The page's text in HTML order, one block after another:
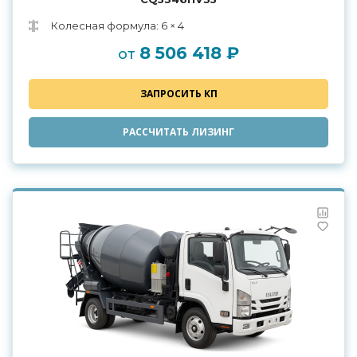
Колесная формула: 6 × 4
от 8 506 418 ₽
ЗАПРОСИТЬ КП
РАССЧИТАТЬ ЛИЗИНГ